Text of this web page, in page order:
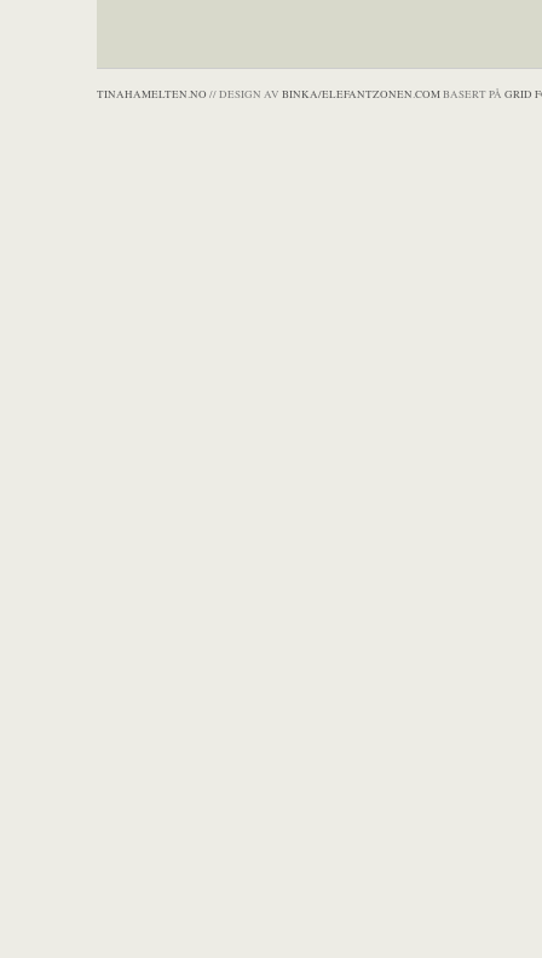
TINAHAMELTEN.NO // DESIGN AV BINKA/ELEFANTZONEN.COMBASERT PÅ GRID